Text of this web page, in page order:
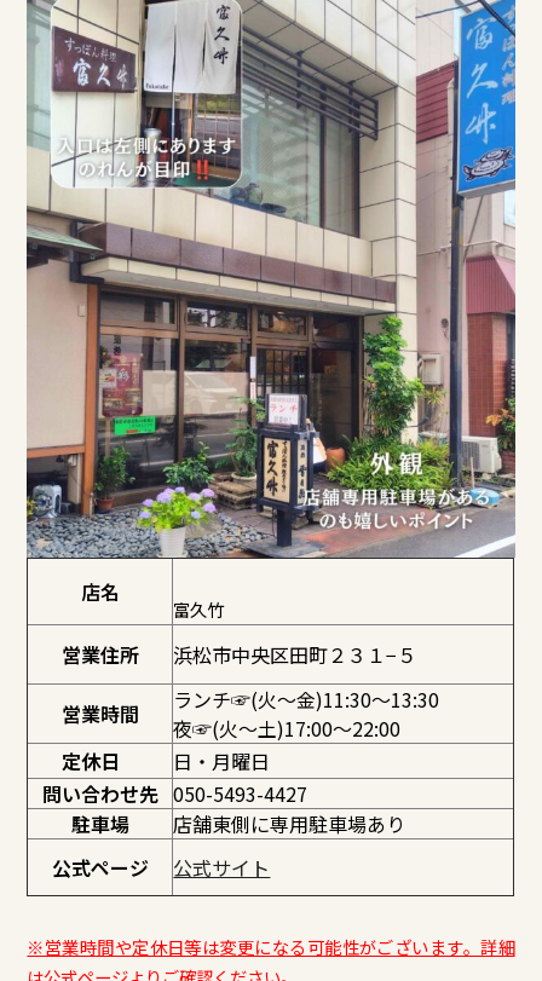
店名
富久竹
営業住所 浜松市中央区田町２３１−５
営業時間
ランチ☞(火～金)11:30〜13:30
夜☞(火～土)17:00〜22:00
定休日
日・月曜日
問い合わせ先 050-5493-4427
駐車場
店舗東側に専用駐車場あり
公式ページ
公式サイト
※営業時間や定休日等は変更になる可能性がございます。詳細